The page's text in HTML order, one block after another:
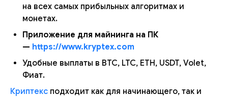
на всех самых прибыльных алгоритмах и
монетах.
Приложение для майнинга на ПК
— https://www.kryptex.com
Удобные выплаты в BTC, LTC, ETH, USDT, Volet,
Фиат.
Криптекс подходит как для начинающего, так и